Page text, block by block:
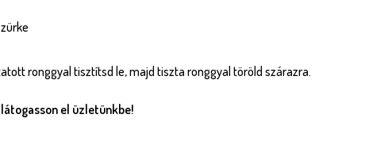
ronggyal tisztítsd le, majd tiszta ronggyal töröld szárazra.
el üzletünkbe!